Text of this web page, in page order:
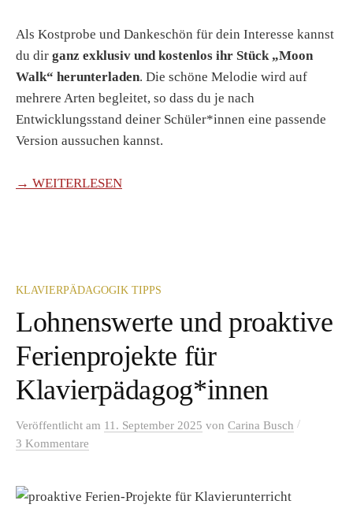
Als Kostprobe und Dankeschön für dein Interesse kannst
du dir ganz exklusiv und kostenlos ihr Stück „Moon
Walk“ herunterladen. Die schöne Melodie wird auf
mehrere Arten begleitet, so dass du je nach
Entwicklungsstand deiner Schüler*innen eine passende
Version aussuchen kannst.
→ WEITERLESEN
KLAVIERPÄDAGOGIK TIPPS
Lohnenswerte und proaktive
Ferienprojekte für
Klavierpädagog*innen
Veröffentlicht am 11. September 2025 von Carina Busch /
3 Kommentare